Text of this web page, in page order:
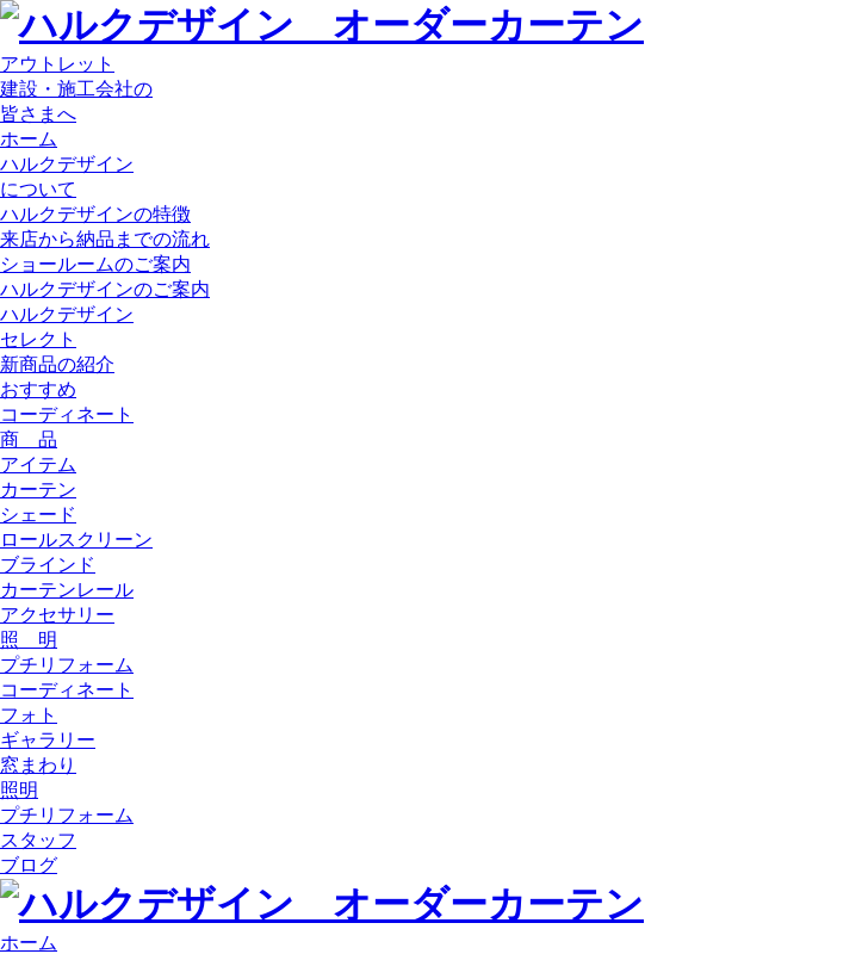
アウトレット
建設・施工会社の
皆さまへ
ホーム
ハルクデザイン
について
ハルクデザインの特徴
来店から納品までの流れ
ショールームのご案内
ハルクデザインのご案内
ハルクデザイン
セレクト
新商品の紹介
おすすめ
コーディネート
商 品
アイテム
カーテン
シェード
ロールスクリーン
ブラインド
カーテンレール
アクセサリー
照 明
プチリフォーム
コーディネート
フォト
ギャラリー
窓まわり
照明
プチリフォーム
スタッフ
ブログ
ホーム